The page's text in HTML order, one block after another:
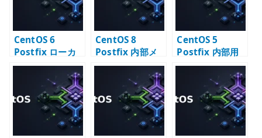
CentOS 6
Postfix ローカ
ル MTA 構築 – サ
ーバー内部通知
用メール配送
CentOS 8
Postfix 内部メ
ールサーバー –
LDAP alias と
smtps の設計
CentOS 5
Postfix 内部用
メールサーバー
構築 – LAN 内配
送の基本